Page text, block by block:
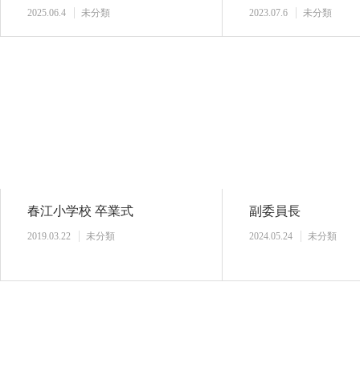
2025.06.4 未分類 2023.07.6 未分類
春江小学校 卒業式
2019.03.22 未分類
副委員長
2024.05.24 未分類